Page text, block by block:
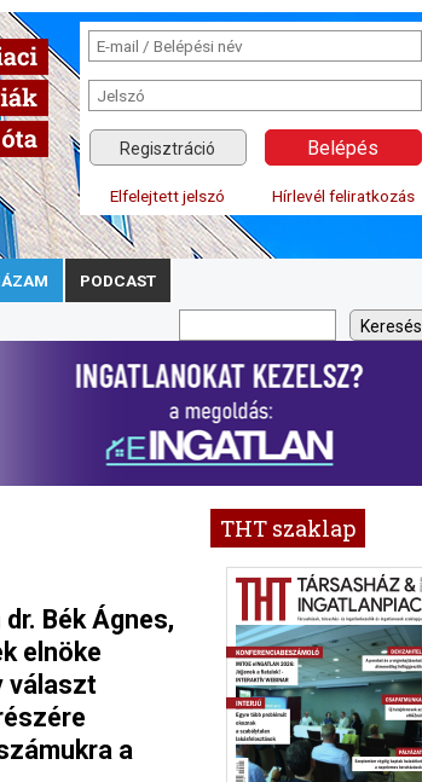
Regisztráció
Elfelejtett jelszó Hírlevél feliratkozás
PODCAST
Bék Ágnes,
elnöke
választ
a
THT szaklap